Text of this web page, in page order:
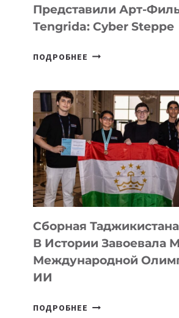
Представили Арт-
Tengrida: Cyber Steppe
ПОДРОБНЕЕ НА
ASTANA
ПРЕДСТАВИЛИ
АРТ-
ФИЛЬМ
TENGRIDA:
CYBER
STEPPE
Сборная
В Истории Завоевала
Международной
ИИ
ПОДРОБНЕЕ СБОРНАЯ